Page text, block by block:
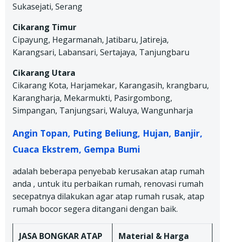
Sukasejati, Serang
Cikarang Timur
Cipayung, Hegarmanah, Jatibaru, Jatireja,
Karangsari, Labansari, Sertajaya, Tanjungbaru
Cikarang Utara
Cikarang Kota, Harjamekar, Karangasih, krangbaru,
Karangharja, Mekarmukti, Pasirgombong,
Simpangan, Tanjungsari, Waluya, Wangunharja
Angin Topan, Puting Beliung, Hujan, Banjir,
Cuaca Ekstrem, Gempa Bumi
adalah beberapa penyebab kerusakan atap rumah
anda , untuk itu perbaikan rumah, renovasi rumah
secepatnya dilakukan agar atap rumah rusak, atap
rumah bocor segera ditangani dengan baik.
JASA BONGKAR ATAP
Material & Harga